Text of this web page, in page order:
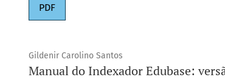
PDF
Gildenir Carolino Santos
Manual do Indexador Edubase: